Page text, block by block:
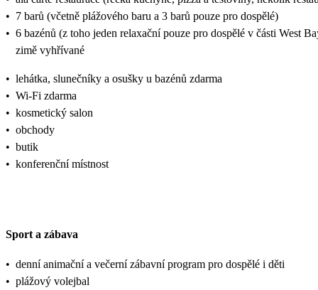
• 7 barů (včetně plážového baru a 3 barů pouze pro dospělé)
• 6 bazénů (z toho jeden relaxační pouze pro dospělé v části West
zimě vyhřívané
• lehátka, slunečníky a osušky u bazénů zdarma
• Wi-Fi zdarma
• kosmetický salon
• obchody
• butik
• konferenční místnost
Sport a zábava
• denní animační a večerní zábavní program pro dospělé i děti
• plážový volejbal